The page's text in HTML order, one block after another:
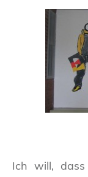
Ich will,